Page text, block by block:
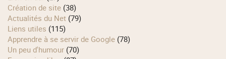
Création de site (38)
Actualités du Net (79)
Liens utiles (115)
Apprendre à se servir de Google (78)
Un peu d'humour (70)